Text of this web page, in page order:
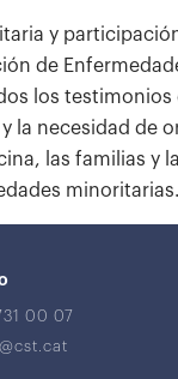
y
de
los
la necesidad de
las familias y
minoritarias.
00 07